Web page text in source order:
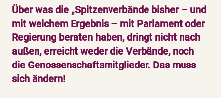
Über was die „Spitzenverbände bisher – und
mit welchem Ergebnis – mit Parlament oder
Regierung beraten haben, dringt nicht nach
außen, erreicht weder die Verbände, noch
die Genossenschaftsmitglieder. Das muss
sich ändern!